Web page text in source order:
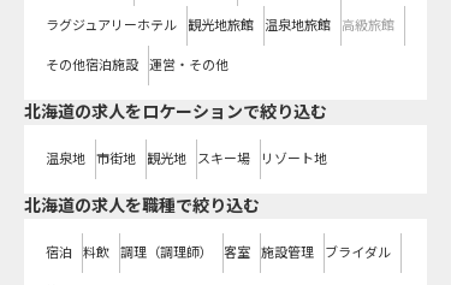
ラグジュアリーホテル 観光地旅館 温泉地旅館 高級旅館
その他宿泊施設 運営・その他
北海道の求人をロケーションで絞り込む
温泉地 市街地 観光地 スキー場 リゾート地
北海道の求人を職種で絞り込む
宿泊 料飲 調理（調理師） 客室 施設管理 ブライダル